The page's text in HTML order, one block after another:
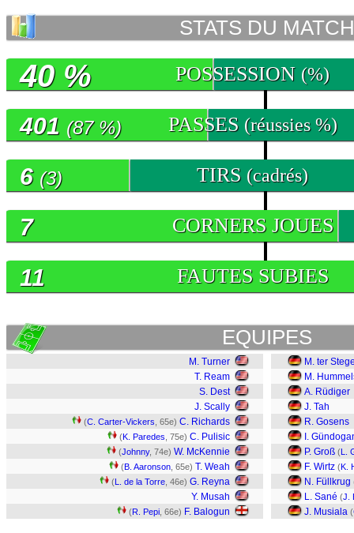
STATS DU MATCH
POSSESSION (%)
40 %
PASSES (réussies %)
401 (87 %)
TIRS (cadrés)
6 (3)
CORNERS JOUES
7
FAUTES SUBIES
11
EQUIPES
M. Turner
T. Ream
S. Dest
J. Scally
(C. Carter-Vickers , 65e) C. Richards
(K. Paredes , 75e) C. Pulisic
(Johnny, 74e) W. McKennie
(B. Aaronson , 65e) T. Weah
(L. de la Torre , 46e) G. Reyna
Y. Musah
(R. Pepi , 66e) F. Balogun
M. ter
M.
A. Rüdiger
J. Tah
R. Gosens
I.
P. Groß (L.
F. Wirtz (K.
N. Füllkrug
L. Sané (J.
J. Musiala (